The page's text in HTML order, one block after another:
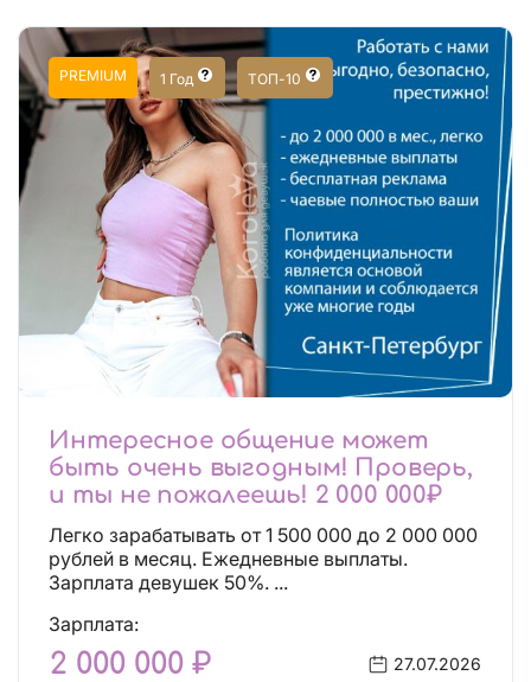
PREMIUM 1 Год ТОП-10
Интересное общение может
быть очень выгодным! Проверь,
и ты не пожалеешь! 2 000 000₽
Легко зарабатывать от 1 500 000 до 2 000 000
рублей в месяц. Ежедневные выплаты.
Зарплата девушек 50%. ...
Зарплата:
2 000 000 ₽ 27.07.2026